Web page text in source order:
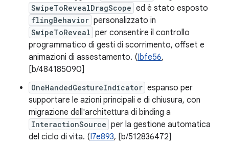
SwipeToRevealDragScope ed è stato esposto
flingBehavior personalizzato in
SwipeToReveal per consentire il controllo
programmatico di gesti di scorrimento, offset e
animazioni di assestamento. (Ibfe56,
[b/484185090]
OneHandedGestureIndicator espanso per
supportare le azioni principali e di chiusura, con
migrazione dell'architettura di binding a
InteractionSource per la gestione automatica
del ciclo di vita. (I7e893, [b/512836472]